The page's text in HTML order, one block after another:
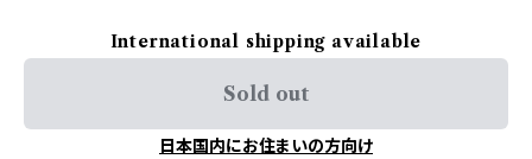
International shipping available
Sold out
日本国内にお住まいの方向け